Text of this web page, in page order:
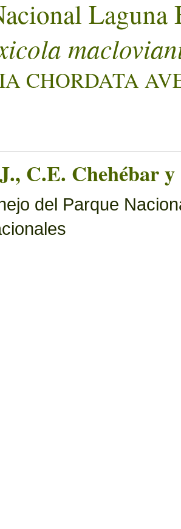
Laguna
CHORDATA
C.E. Chehébar
del Parque